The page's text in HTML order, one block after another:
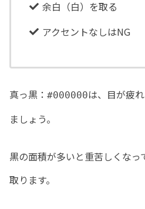
余白（白）を取る
アクセントなしはNG
真っ黒： #000000は、目が疲
ましょう。
黒の面積が多いと重苦しくな
取ります。